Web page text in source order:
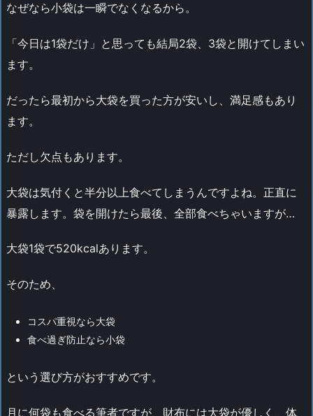
なぜなら小袋は一瞬でなくなるから。
「今日は1袋だけ」と思っても結局2袋、3袋と開けてしまい
ます。
だったら最初から大袋を買った方が安いし、満足感もあり
ます。
ただし欠点もあります。
大袋は気付くと半分以上食べてしまうんですよね。正直に
暴露します。袋を開けたら最後、全部食べちゃいますが…
大袋1袋で520kcalあります。
そのため、
コスパ重視なら大袋
食べ過ぎ防止なら小袋
という選び方がおすすめです。
月に何袋も食べる筆者ですが、財布には大袋が優しく、体